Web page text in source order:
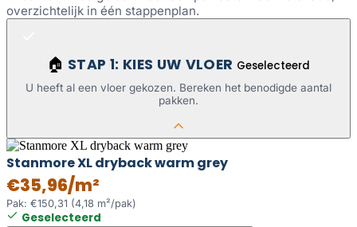
overzichtelijk in één stappenplan.
🏠 STAP 1: KIES UW VLOER Geselecteerd
U heeft al een vloer gekozen. Bereken het benodigde aantal
pakken.
Stanmore XL dryback warm grey
€35,96/m²
Pak: €150,31 (4,18 m²/pak)
Geselecteerd